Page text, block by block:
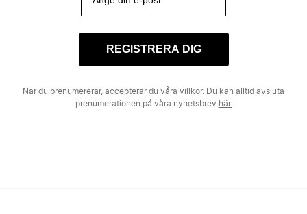
REGISTRERA DIG
När du prenumererar, accepterar du våra villkor. Du kan alltid avsluta
prenumerationen på våra nyhetsbrev här.